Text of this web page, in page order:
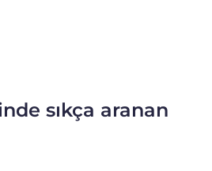
sıkça aranan